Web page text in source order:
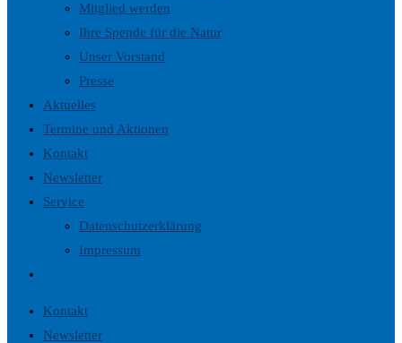
Mitglied werden
Ihre Spende für die Natur
Unser Vorstand
Presse
Aktuelles
Termine und Aktionen
Kontakt
Newsletter
Service
Datenschutzerklärung
Impressum
umschalten
Kontakt
Newsletter